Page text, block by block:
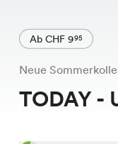
Ab CHF 995
Neue
TODAY -